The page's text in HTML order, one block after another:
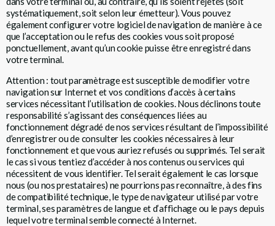
systématiquement, soit selon leur émetteur). Vous pouvez
également configurer votre logiciel de navigation de manière à ce
que l’acceptation ou le refus des cookies vous soit proposé
ponctuellement, avant qu’un cookie puisse être enregistré dans
votre terminal.
Attention : tout paramètrage est susceptible de modifier votre
navigation sur Internet et vos conditions d’accès à certains
services nécessitant l’utilisation de cookies. Nous déclinons toute
responsabilité s’agissant des conséquences liées au
fonctionnement dégradé de nos services résultant de l’impossibilité
d’enregistrer ou de consulter les cookies nécessaires à leur
fonctionnement et que vous auriez refusés ou supprimés. Tel serait
le cas si vous tentiez d’accéder à nos contenus ou services qui
nécessitent de vous identifier. Tel serait également le cas lorsque
nous (ou nos prestataires) ne pourrions pas reconnaître, à des fins
de compatibilité technique, le type de navigateur utilisé par votre
terminal, ses paramètres de langue et d’affichage ou le pays depuis
lequel votre terminal semble connecté à Internet.